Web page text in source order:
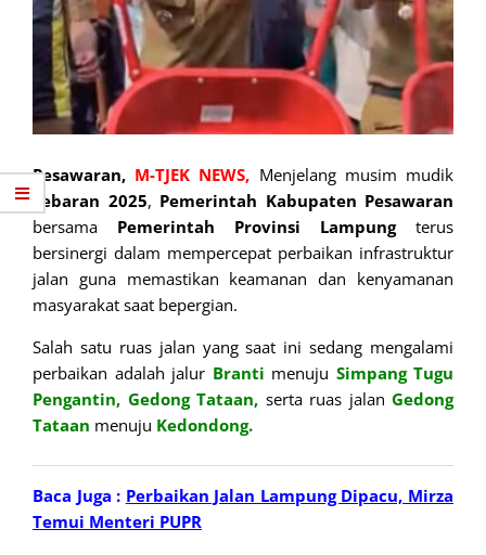
Pesawaran, M-TJEK NEWS, Menjelang musim mudik
Lebaran 2025, Pemerintah Kabupaten Pesawaran
bersama Pemerintah Provinsi Lampungterus
bersinergi dalam mempercepat perbaikan infrastruktur
jalan guna memastikan keamanan dan kenyamanan
masyarakat saat bepergian.
Salah satu ruas jalan yang saat ini sedang mengalami
perbaikan adalah jalur Branti menuju Simpang Tugu
Pengantin, Gedong Tataan, serta ruas jalan Gedong
Tataan menuju Kedondong.
Baca Juga : Perbaikan Jalan Lampung Dipacu, Mirza
Temui Menteri PUPR